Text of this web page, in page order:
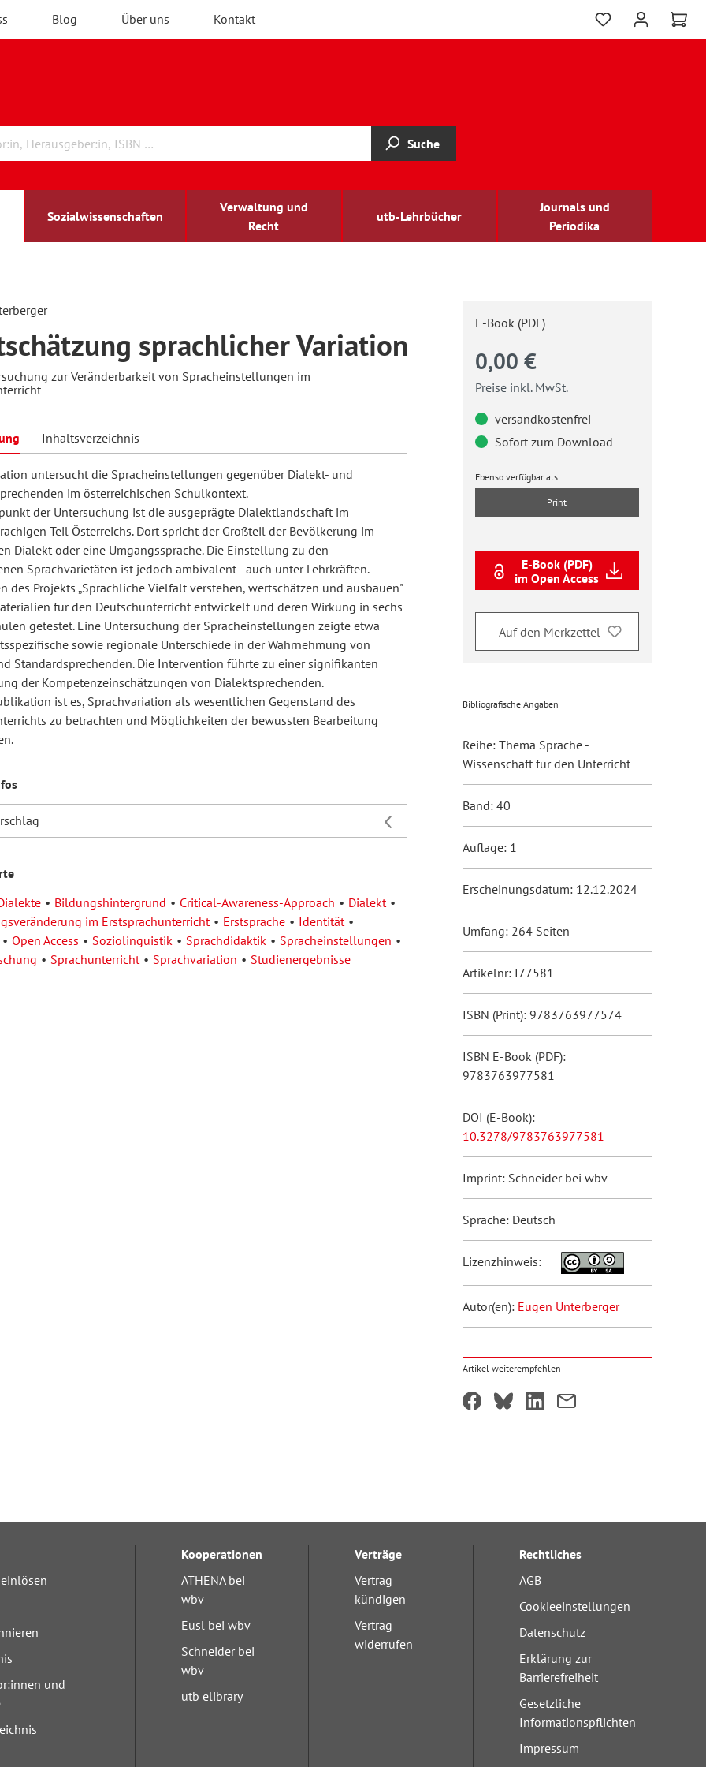
Blog Über uns Kontakt
Suche
Sozialwissenschaften
Verwaltung und
Recht
utb-Lehrbücher
Journals und
Periodika
BildungBildung
und Wissenschaft
und Unterrichtsforschung
und
forum
Forum
für
sprachlicher Variation
zur Veränderbarkeit von Spracheinstellungen im
Inhaltsverzeichnis
untersucht die Spracheinstellungen gegenüber Dialekt- und
im österreichischen Schulkontext.
der Untersuchung ist die ausgeprägte Dialektlandschaft im
Teil Österreichs. Dort spricht der Großteil der Bevölkerung im
Dialekt oder eine Umgangssprache. Die Einstellung zu den
Sprachvarietäten ist jedoch ambivalent - auch unter Lehrkräften.
des Projekts „Sprachliche Vielfalt verstehen, wertschätzen und ausbauen"
für den Deutschunterricht entwickelt und deren Wirkung in sechs
getestet. Eine Untersuchung der Spracheinstellungen zeigte etwa
sowie regionale Unterschiede in der Wahrnehmung von
Standardsprechenden. Die Intervention führte zu einer signifikanten
der Kompetenzeinschätzungen von Dialektsprechenden.
ist es, Sprachvariation als wesentlichen Gegenstand des
zu betrachten und Möglichkeiten der bewussten Bearbeitung
Bildungshintergrund Critical-Awareness-Approach
Dialekt
im Erstsprachunterricht
Erstsprache
Identität
Open Access Soziolinguistik Sprachdidaktik
Spracheinstellungen
Sprachunterricht Sprachvariation Studienergebnisse
E-Book (PDF)
0,00 €
Preise inkl. MwSt.
versandkostenfrei
Sofort zum Download
Ebenso verfügbar als:
Print
E-Book (PDF)
im Open Access
Auf den Merkzettel
Bibliografische Angaben
Reihe: Thema Sprache -
Wissenschaft für den Unterricht
Band: 40
Auflage: 1
Erscheinungsdatum: 12.12.2024
Umfang: 264 Seiten
Artikelnr: I77581
ISBN (Print): 9783763977574
ISBN E-Book (PDF):
9783763977581
DOI (E-Book):
10.3278/9783763977581
Imprint: Schneider bei wbv
Sprache: Deutsch
Lizenzhinweis:
Autor(en): Eugen Unterberger
Artikel weiterempfehlen
und
Kooperationen
ATHENA bei
wbv
Eusl bei wbv
Schneider bei
wbv
utb elibrary
Verträge
Vertrag
kündigen
Vertrag
widerrufen
Rechtliches
AGB
Cookieeinstellungen
Datenschutz
Erklärung zur
Barrierefreiheit
Gesetzliche
Informationspflichten
Impressum